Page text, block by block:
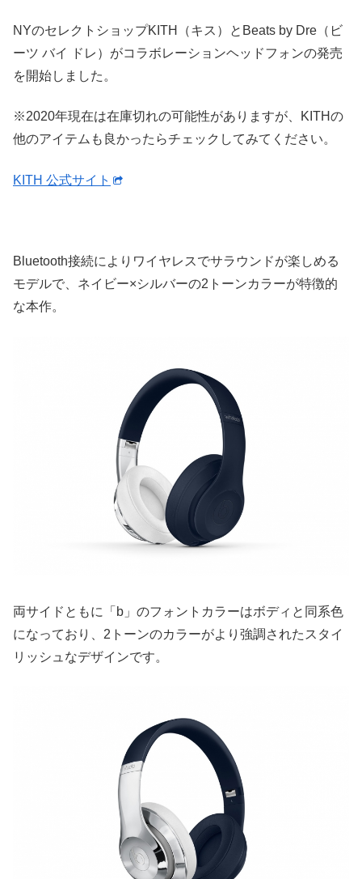
NYのセレクトショップKITH（キス）とBeats by Dre（ビ
ーツ バイ ドレ）がコラボレーションヘッドフォンの発売
を開始しました。
※2020年現在は在庫切れの可能性がありますが、KITHの
他のアイテムも良かったらチェックしてみてください。
KITH 公式サイト
Bluetooth接続によりワイヤレスでサラウンドが楽しめる
モデルで、ネイビー×シルバーの2トーンカラーが特徴的
な本作。
両サイドともに「b」のフォントカラーはボディと同系色
になっており、2トーンのカラーがより強調されたスタイ
リッシュなデザインです。